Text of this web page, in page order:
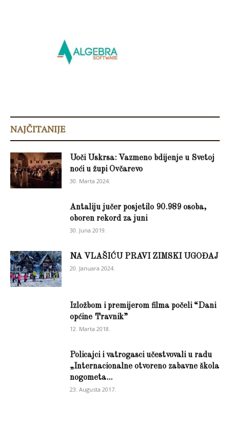
NAJČITANIJE
Uoči Uskrsa: Vazmeno bdijenje u Svetoj
noći u župi Ovčarevo
30. Marta 2024.
Antaliju jučer posjetilo 90.989 osoba,
oboren rekord za juni
30. Juna 2019.
NA VLAŠIĆU PRAVI ZIMSKI UGOĐAJ
20. Januara 2024.
Izložbom i premijerom filma počeli “Dani
općine Travnik”
12. Marta 2018.
Policajci i vatrogasci učestvovali u radu
„Internacionalne otvoreno zabavne škola
nogometa...
23. Augusta 2017.